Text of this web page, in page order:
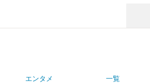
エンタメ 一覧